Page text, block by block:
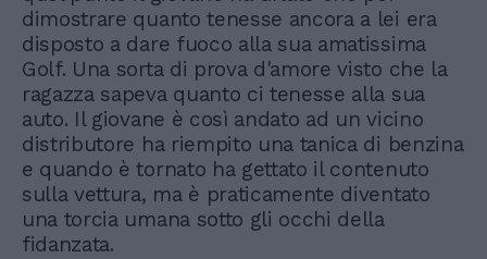
dimostrare quanto tenesse ancora a lei era
disposto a dare fuoco alla sua amatissima
Golf. Una sorta di prova d'amore visto che la
ragazza sapeva quanto ci tenesse alla sua
auto. Il giovane è così andato ad un vicino
distributore ha riempito una tanica di benzina
e quando è tornato ha gettato il contenuto
sulla vettura, ma è praticamente diventato
una torcia umana sotto gli occhi della
fidanzata.